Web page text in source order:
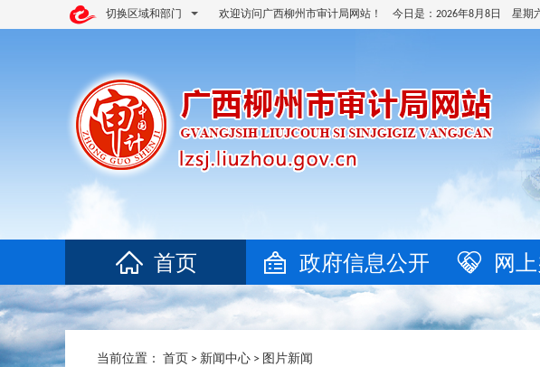
切换区域和部门 欢迎访问广西柳州市审计局网站！ 今日是： 2026年8月8日 星期
首页 政府信息公开 网
当前位置： 首页 > 新闻中心 > 图片新闻